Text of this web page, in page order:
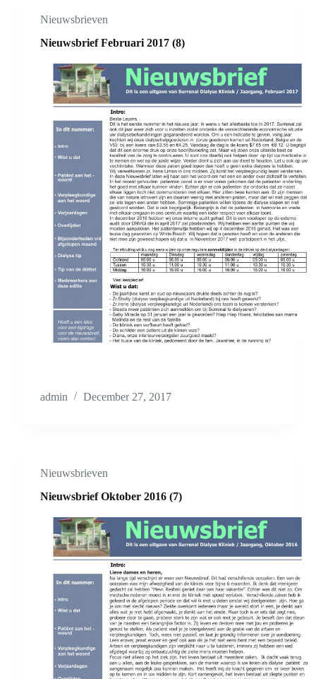
Nieuwsbrieven
Nieuwsbrief Februari 2017 (8)
admin December 27, 2017
Nieuwsbrieven
Nieuwsbrief Oktober 2016 (7)